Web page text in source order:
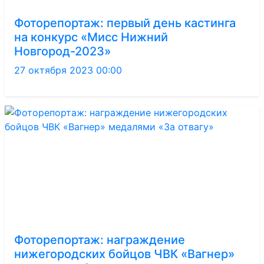
Фоторепортаж: первый день кастинга
на конкурс «Мисс Нижний
Новгород-2023»
27 октября 2023 00:00
Фоторепортаж: награждение
нижегородских бойцов ЧВК «Вагнер»